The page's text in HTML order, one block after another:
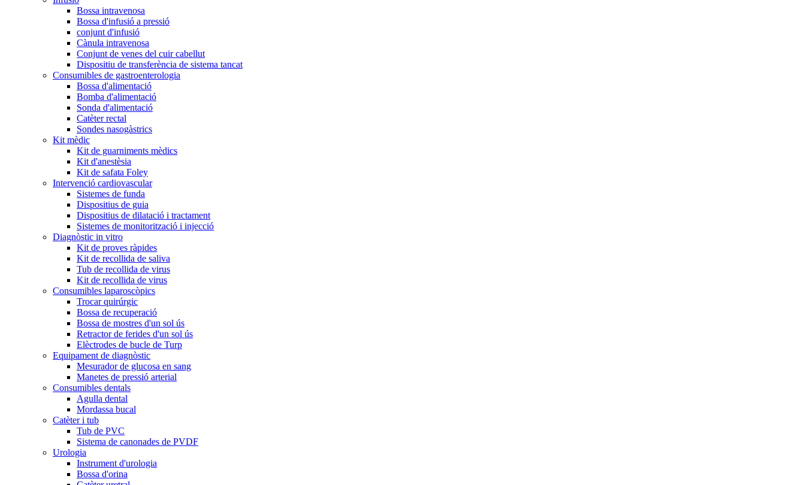
Bossa intravenosa
Bossa d'infusió a pressió
conjunt d'infusió
Cànula intravenosa
Conjunt de venes del cuir cabellut
Dispositiu de transferència de sistema tancat
Consumibles de gastroenterologia
Bossa d'alimentació
Bomba d'alimentació
Sonda d'alimentació
Catèter rectal
Sondes nasogàstrics
Kit mèdic
Kit de guarniments mèdics
Kit d'anestèsia
Kit de safata Foley
Intervenció cardiovascular
Sistemes de funda
Dispositius de guia
Dispositius de dilatació i tractament
Sistemes de monitorització i injecció
Diagnòstic in vitro
Kit de proves ràpides
Kit de recollida de saliva
Tub de recollida de virus
Kit de recollida de virus
Consumibles laparoscòpics
Trocar quirúrgic
Bossa de recuperació
Bossa de mostres d'un sol ús
Retractor de ferides d'un sol ús
Elèctrodes de bucle de Turp
Equipament de diagnòstic
Mesurador de glucosa en sang
Manetes de pressió arterial
Consumibles dentals
Agulla dental
Mordassa bucal
Catèter i tub
Tub de PVC
Sistema de canonades de PVDF
Urologia
Instrument d'urologia
Bossa d'orina